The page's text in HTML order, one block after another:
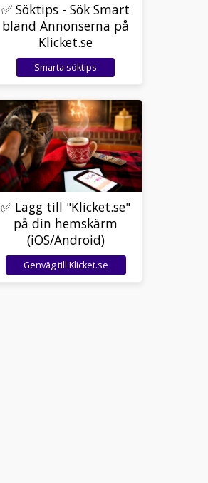
✅ Söktips - Sök Smart
bland Annonserna på
Klicket.se
Smarta söktips
✅ Lägg till "Klicket.se"
på din hemskärm
(iOS/Android)
Genväg till Klicket.se